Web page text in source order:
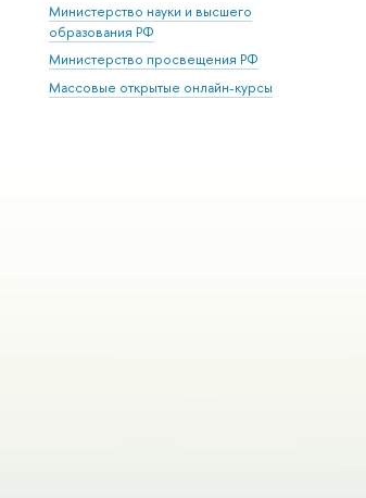
Министерство науки и высшего
образования РФ
Министерство просвещения РФ
Массовые открытые онлайн-курсы